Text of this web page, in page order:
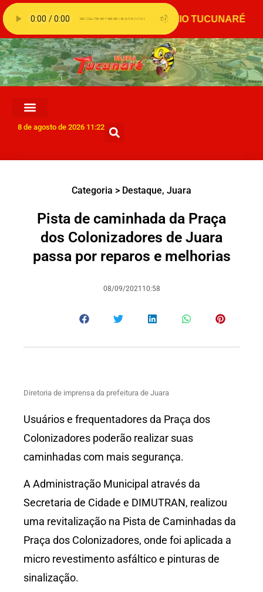
8 de agosto de 2026 11:22
Categoria > Destaque, Juara
Pista de caminhada da Praça
dos Colonizadores de Juara
passa por reparos e melhorias
08/09/2021 10:58
Diretoria de imprensa da prefeitura de Juara
Usuários e frequentadores da Praça dos
Colonizadores poderão realizar suas
caminhadas com mais segurança.
A Administração Municipal através da
Secretaria de Cidade e DIMUTRAN, realizou
uma revitalização na Pista de Caminhadas da
Praça dos Colonizadores, onde foi aplicada a
micro revestimento asfáltico e pinturas de
sinalização.